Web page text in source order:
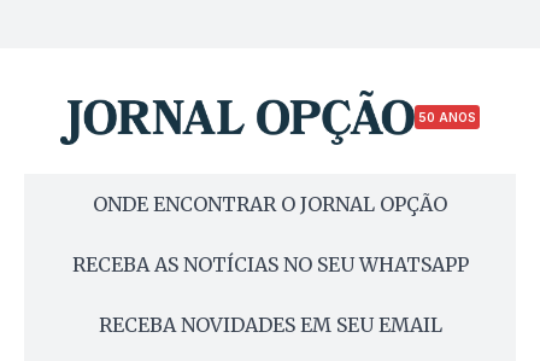
50 ANOS
ONDE ENCONTRAR O JORNAL OPÇÃO
RECEBA AS NOTÍCIAS NO SEU WHATSAPP
RECEBA NOVIDADES EM SEU EMAIL